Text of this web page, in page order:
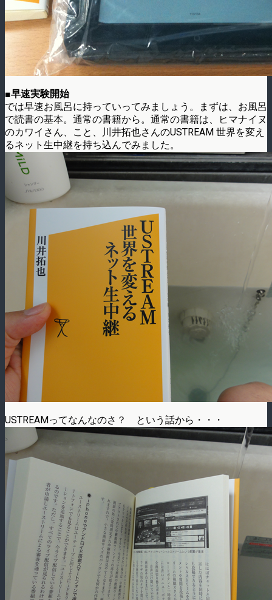
■早速実験開始
では早速お風呂に持っていってみましょう。まずは、お風呂
で読書の基本。通常の書籍から。通常の書籍は、ヒマナイヌ
のカワイさん、こと、川井拓也さんのUSTREAM 世界を変え
るネット生中継を持ち込んでみました。
USTREAMってなんなのさ？ という話から・・・